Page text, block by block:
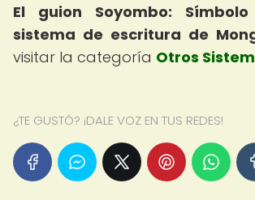
El guion Soyombo:
sistema de escritura de
visitar la categoría Otros
¿TE GUSTÓ? ¡DALE VOZ EN TUS REDES!